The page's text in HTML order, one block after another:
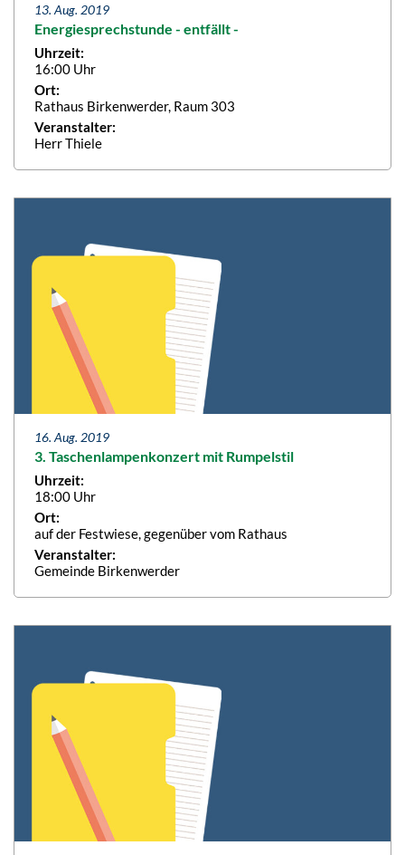
13. Aug. 2019
Energiesprechstunde - entfällt -
Uhrzeit:
16:00 Uhr
Ort:
Rathaus Birkenwerder, Raum 303
Veranstalter:
Herr Thiele
16. Aug. 2019
3. Taschenlampenkonzert mit Rumpelstil
Uhrzeit:
18:00 Uhr
Ort:
auf der Festwiese, gegenüber vom Rathaus
Veranstalter:
Gemeinde Birkenwerder